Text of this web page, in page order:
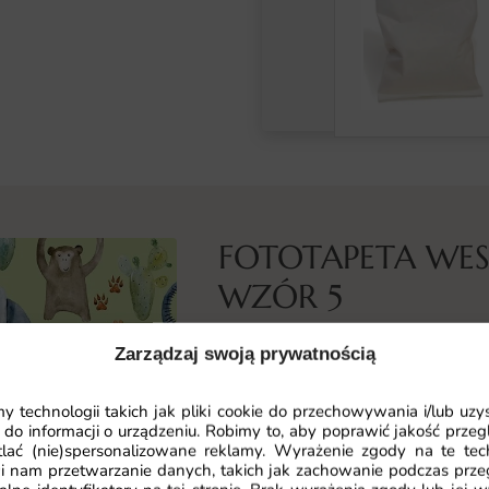
Zarządzaj swoją prywatnością
technologii takich jak pliki cookie do przechowywania i/lub
informacji o urządzeniu. Robimy to, aby poprawić jakość
(nie)spersonalizowane reklamy. Wyrażenie zgody na te
nam przetwarzanie danych, takich jak zachowanie podczas
FOTOTAPETA
WZÓR 5
Co przedstawia ta fototapeta
Fototapeta Wesołe Zwierzaki
przedstawiona w
charakter, a delikatne kolory
kompozycji.